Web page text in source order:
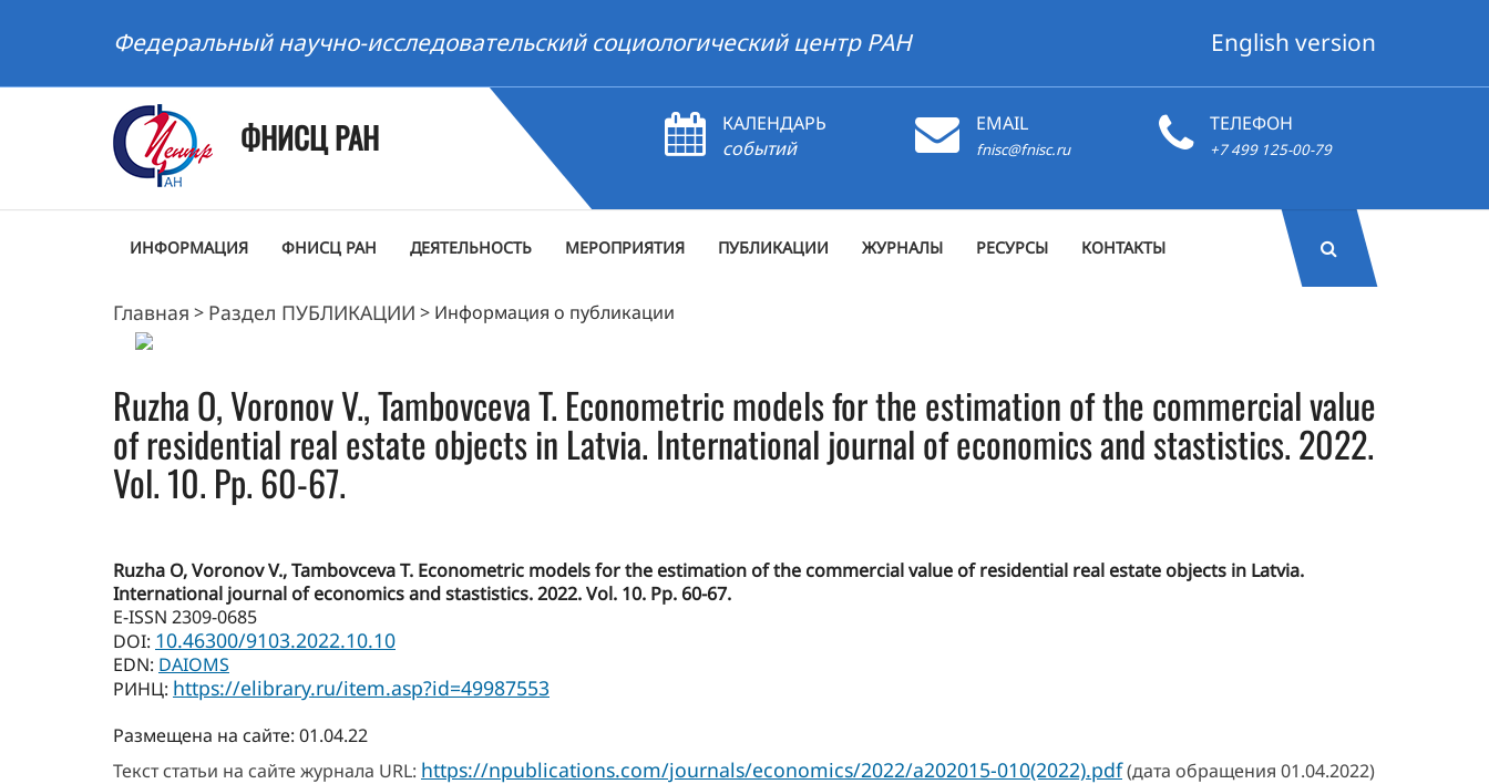
Федеральный научно-исследовательский социологический центр РАН English version
ФНИСЦ РАН
КАЛЕНДАРЬ
событий
EMAIL
fnisc@fnisc.ru
ТЕЛЕФОН
+7 499 125-00-79
ИНФОРМАЦИЯ ФНИСЦ РАН ДЕЯТЕЛЬНОСТЬ МЕРОПРИЯТИЯ ПУБЛИКАЦИИ ЖУРНАЛЫ РЕСУРСЫ КОНТАКТЫ
Главная > Раздел ПУБЛИКАЦИИ > Информация о публикации
Ruzha O, Voronov V., Tambovceva T. Econometric models for the estimation of the commercial value
of residential real estate objects in Latvia. International journal of economics and stastistics. 2022.
Vol. 10. Pp. 60-67.
Ruzha O, Voronov V., Tambovceva T. Econometric models for the estimation of the commercial value of residential real estate objects in Latvia.
International journal of economics and stastistics. 2022. Vol. 10. Pp. 60-67.
E-ISSN 2309-0685
DOI: 10.46300/9103.2022.10.10
EDN: DAIOMS
РИНЦ: https://elibrary.ru/item.asp?id=49987553
Размещена на сайте: 01.04.22
Текст статьи на сайте журнала URL: https://npublications.com/journals/economics/2022/a202015-010(2022).pdf(дата обращения 01.04.2022)